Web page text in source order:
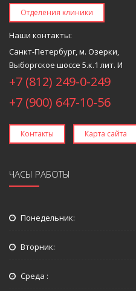
Отделения клиники
Наши контакты:
Санкт-Петербург, м. Озерки,
Выборгское шоссе 5.к.1 лит. И
+7 (812) 249-0-249
+7 (900) 647-10-56
Контакты Карта сайта
ЧАСЫ РАБОТЫ
Понедельник:
Вторник:
Среда :